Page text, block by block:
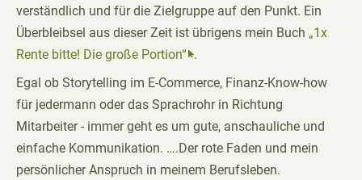
verständlich und für die Zielgruppe auf den Punkt. Ein
Überbleibsel aus dieser Zeit ist übrigens mein Buch „1x
Rente bitte! Die große Portion“ .
Egal ob Storytelling im E-Commerce, Finanz-Know-how
für jedermann oder das Sprachrohr in Richtung
Mitarbeiter - immer geht es um gute, anschauliche und
einfache Kommunikation. ….Der rote Faden und mein
persönlicher Anspruch in meinem Berufsleben.